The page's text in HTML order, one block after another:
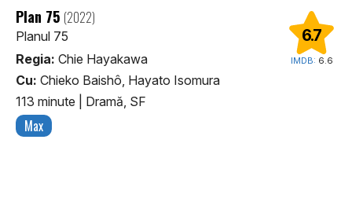
6.7
IMDB: 6.6
Plan 75 (2022)
Planul 75
Regia: Chie Hayakawa
Cu: Chieko Baishô, Hayato Isomura
113 minute
Dramă, SF
Max